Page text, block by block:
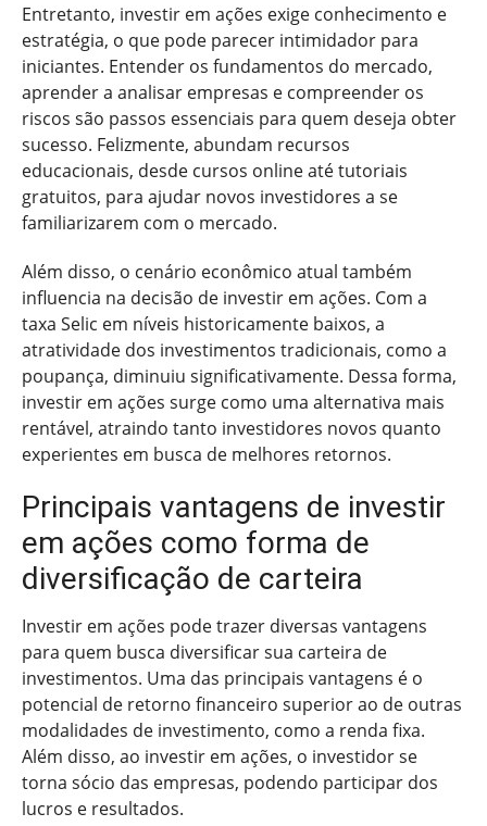
Entretanto, investir em ações exige conhecimento e
estratégia, o que pode parecer intimidador para
iniciantes. Entender os fundamentos do mercado,
aprender a analisar empresas e compreender os
riscos são passos essenciais para quem deseja obter
sucesso. Felizmente, abundam recursos
educacionais, desde cursos online até tutoriais
gratuitos, para ajudar novos investidores a se
familiarizarem com o mercado.
Além disso, o cenário econômico atual também
influencia na decisão de investir em ações. Com a
taxa Selic em níveis historicamente baixos, a
atratividade dos investimentos tradicionais, como a
poupança, diminuiu significativamente. Dessa forma,
investir em ações surge como uma alternativa mais
rentável, atraindo tanto investidores novos quanto
experientes em busca de melhores retornos.
Principais vantagens de investir
em ações como forma de
diversificação de carteira
Investir em ações pode trazer diversas vantagens
para quem busca diversificar sua carteira de
investimentos. Uma das principais vantagens é o
potencial de retorno financeiro superior ao de outras
modalidades de investimento, como a renda fixa.
Além disso, ao investir em ações, o investidor se
torna sócio das empresas, podendo participar dos
lucros e resultados.